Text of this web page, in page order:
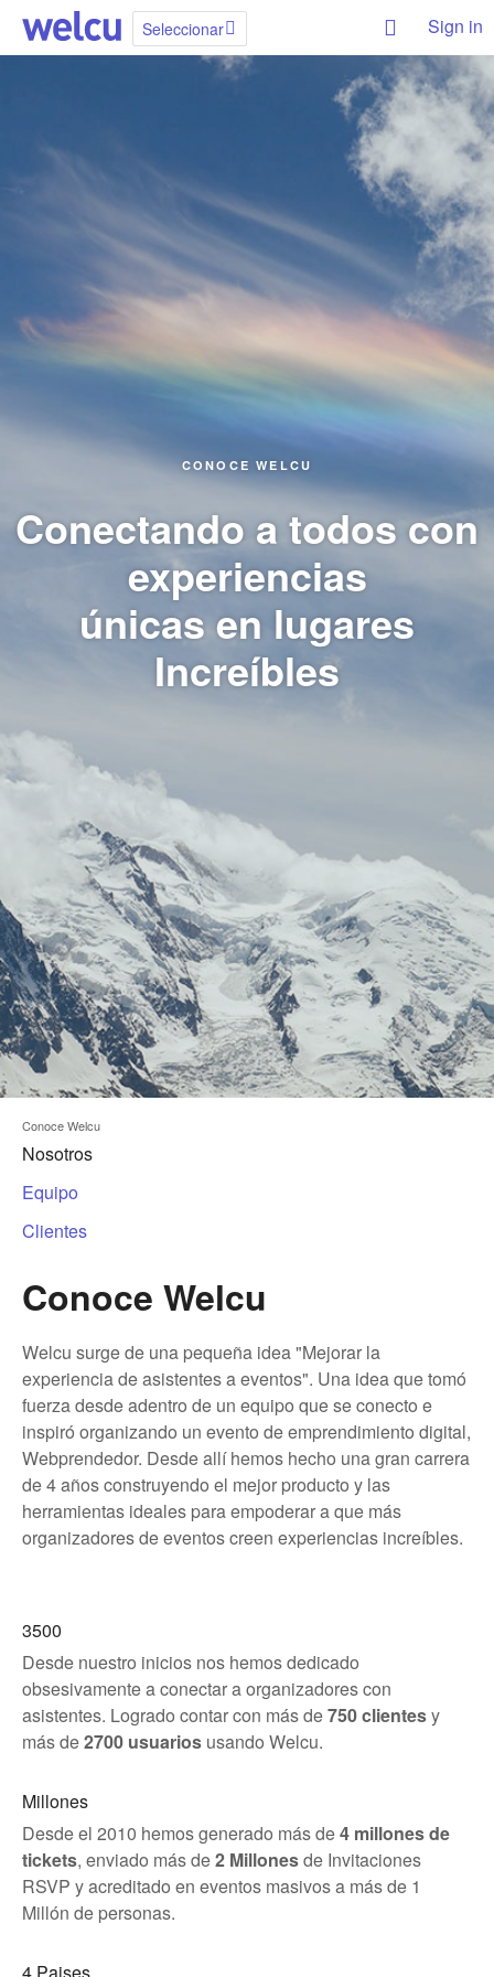
Seleccionar Sign in
CONOCE WELCU
Conectando a todos con
experiencias
únicas en lugares
Increíbles
Conoce Welcu
Nosotros
Equipo
Clientes
Conoce Welcu
Welcu surge de una pequeña idea "Mejorar la
experiencia de asistentes a eventos". Una idea que tomó
fuerza desde adentro de un equipo que se conecto e
inspiró organizando un evento de emprendimiento digital,
Webprendedor. Desde allí hemos hecho una gran carrera
de 4 años construyendo el mejor producto y las
herramientas ideales para empoderar a que más
organizadores de eventos creen experiencias increíbles.
3500
Desde nuestro inicios nos hemos dedicado
obsesivamente a conectar a organizadores con
asistentes. Logrado contar con más de750 clientesy
más de2700 usuarios usando Welcu.
Millones
Desde el 2010 hemos generado más de4 millones de
tickets, enviado más de2 Millonesde Invitaciones
RSVP y acreditado en eventos masivos a más de 1
Millón de personas.